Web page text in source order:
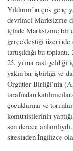
Yıldırım’ın çok
devrimci Marksizme
içinde Marksizme bir
gerçekleştiği
tartışıldığı bu
25. yılına rast geldiği
yakın bir işbirliği ve
Örgütler Birliği’nin
tarafından
çocuklarına ve
komünistlerinin
son derece
sitesinden İngilizce